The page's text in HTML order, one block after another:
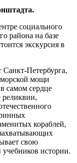
социального
района на базе
экскурсия в
Петербурга,
мощи
самом сердце
реликвии,
кораблей,
свою
истории.